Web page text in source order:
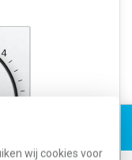
wij cookies voor